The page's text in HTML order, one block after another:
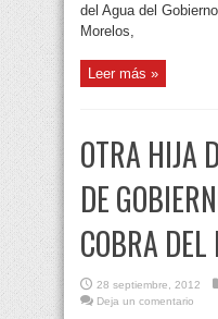
del Agua del
Morelos,
Leer más »
OTRA HIJA
DE
COBRA
28 septiembre, 2012
Deja un comentario